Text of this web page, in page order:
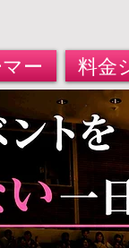
ー 料金
ビス